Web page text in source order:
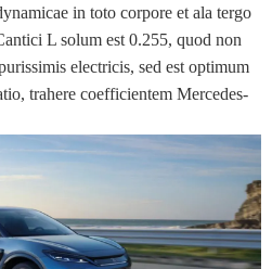
in toto corpore et ala tergo
L solum est 0.255, quod non
electricis, sed est optimum
trahere coefficientem Mercedes-